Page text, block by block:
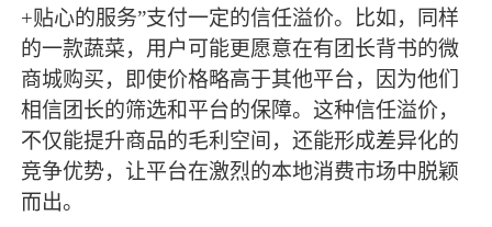
+贴心的服务”支付一定的信任溢价。比如，同样
的一款蔬菜，用户可能更愿意在有团长背书的微
商城购买，即使价格略高于其他平台，因为他们
相信团长的筛选和平台的保障。这种信任溢价，
不仅能提升商品的毛利空间，还能形成差异化的
竞争优势，让平台在激烈的本地消费市场中脱颖
而出。